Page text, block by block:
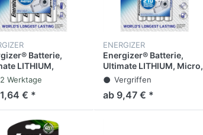
Batterie,
LITHIUM,
AA, LR6, 1,5 V (4
Werktage
€ *
ENERGIZER
Energizer® Batterie,
Ultimate LITHIUM, Micro,
AAA, LR03, 1,5 V (4
Stück)
Vergriffen
ab 9,47 € *